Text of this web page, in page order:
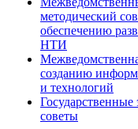
методический
обеспечению
НТИ
созданию
и технологий
Государственные
советы